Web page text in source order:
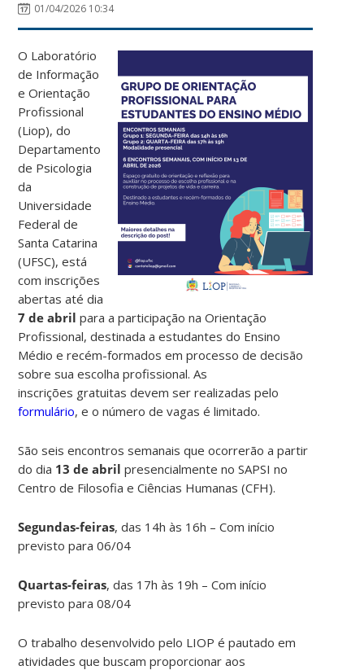
01/04/2026 10:34
O Laboratório
de Informação
e Orientação
Profissional
(Liop), do
Departamento
de Psicologia
da
Universidade
Federal de
Santa Catarina
(UFSC), está
com inscrições
abertas até dia
7 de abrilpara a participação naOrientação
Profissional, destinada a estudantes do Ensino
Médio e recém-formados em processo de decisão
sobre sua escolha profissional. As
inscrições gratuitas devem ser realizadas pelo
formulário, e o número de vagas é limitado.
São seis encontros semanais que ocorrerão a partir
do dia 13 de abrilpresencialmente no SAPSI no
Centro de Filosofia e Ciências Humanas (CFH).
Segundas-feiras, das 14h às 16h – Com início
previsto para 06/04
Quartas-feiras, das 17h às 19h – Com início
previsto para 08/04
O trabalho desenvolvido pelo LIOP é pautado em
atividades que buscam proporcionar aos